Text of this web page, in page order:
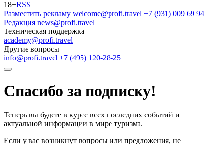
18+RSS
Разместить рекламу welcome@profi.travel +7 (931) 009 69 94
Редакция news@profi.travel
Техническая поддержка
academy@profi.travel
Другие вопросы
info@profi.travel +7 (495) 120-28-25
Спасибо за подписку!
Теперь вы будете в курсе всех последних событий и
актуальной информации в мире туризма.
Если у вас возникнут вопросы или предложения, не